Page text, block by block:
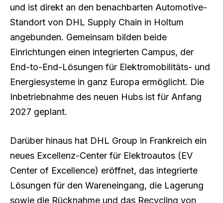
und ist direkt an den benachbarten Automotive-
Standort von DHL Supply Chain in Holtum
angebunden. Gemeinsam bilden beide
Einrichtungen einen integrierten Campus, der
End-to-End-Lösungen für Elektromobilitäts- und
Energiesysteme in ganz Europa ermöglicht. Die
Inbetriebnahme des neuen Hubs ist für Anfang
2027 geplant.
Darüber hinaus hat DHL Group in Frankreich ein
neues Excellenz-Center für Elektroautos (EV
Center of Excellence) eröffnet, das integrierte
Lösungen für den Wareneingang, die Lagerung
sowie die Rücknahme und das Recycling von